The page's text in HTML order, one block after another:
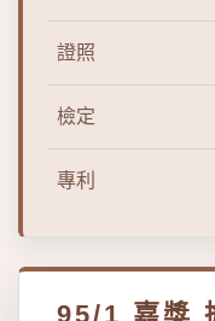
證照
檢定
專利
95/1 嘉獎